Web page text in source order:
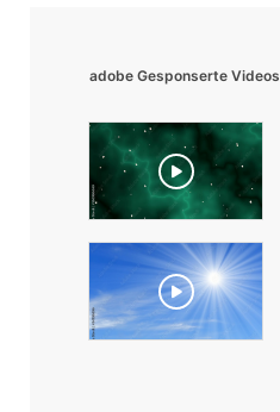
adobe Gesponserte Videos